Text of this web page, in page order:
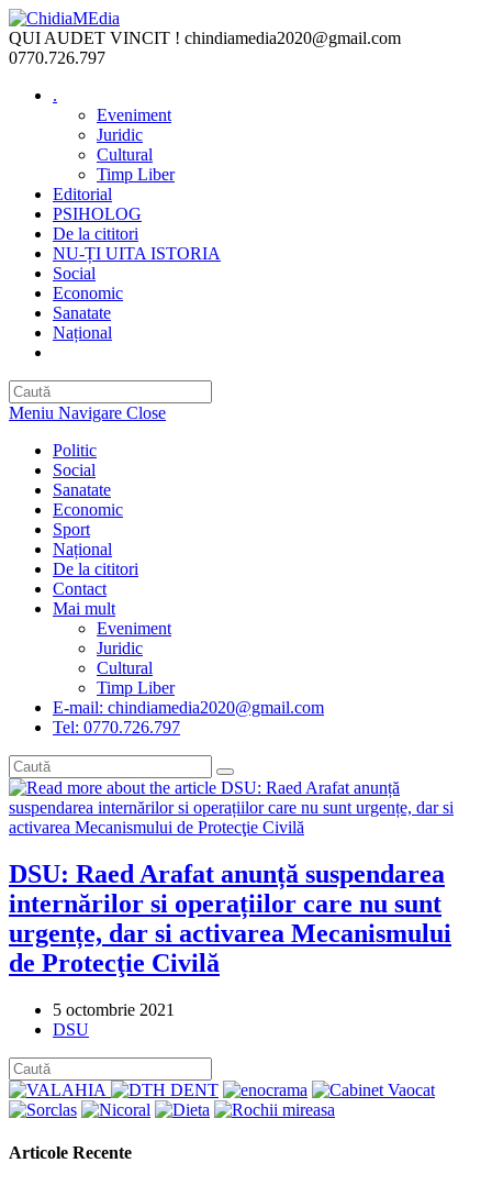
Skip
to
content
QUI AUDET VINCIT ! chindiamedia2020@gmail.com
0770.726.797
.
Eveniment
Juridic
Cultural
Timp Liber
Editorial
PSIHOLOG
De la cititori
NU-ȚI UITA ISTORIA
Social
Economic
Sanatate
Național
Meniu Navigare Close
Politic
Social
Sanatate
Economic
Sport
Național
De la cititori
Contact
Mai mult
Eveniment
Juridic
Cultural
Timp Liber
E-mail: chindiamedia2020@gmail.com
Tel: 0770.726.797
DSU: Raed Arafat anunță suspendarea
internărilor si operațiilor care nu sunt
urgențe, dar si activarea Mecanismului
de Protecţie Civilă
Post
published:
5 octombrie 2021
Post
DSU
Articole Recente